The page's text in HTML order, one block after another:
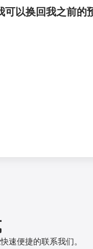
以换回我之前的
速便捷的联系我们。